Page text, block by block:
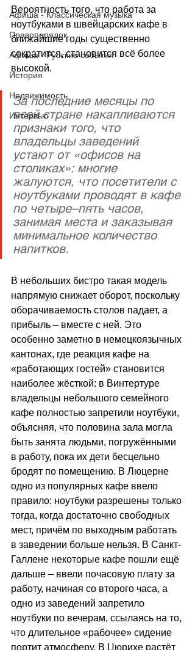
Афиша - Классическая музыка
Правопорядок
Афиша - Русские события
История
Недвижимость
Интервью
Вероятность того, что работа за
ноутбуками в швейцарских кафе в
ближайшие годы существенно
сократится, становится всё более
высокой.
За последние месяцы по
всей стране накапливаются
признаки того, что
владельцы заведений
устают от «офисов на
столиках»: многие
жалуются, что посетители с
ноутбуками проводят в кафе
по четыре–пять часов,
занимая места и заказывая
минимальное количество
напитков.
В небольших бистро такая модель
напрямую снижает оборот, поскольку
оборачиваемость столов падает, а
прибыль – вместе с ней. Это
особенно заметно в немецкоязычных
кантонах, где реакция кафе на
«работающих гостей» становится
наиболее жёсткой: в Винтертуре
владельцы небольшого семейного
кафе полностью запретили ноутбуки,
объясняя, что половина зала могла
быть занята людьми, погружёнными
в работу, пока их дети бесцельно
бродят по помещению. В Люцерне
одно из популярных кафе ввело
правило: ноутбуки разрешены только
тогда, когда достаточно свободных
мест, причём по выходным работать
в заведении больше нельзя. В Санкт-
Галлене некоторые кафе пошли ещё
дальше – ввели почасовую плату за
работу, начиная со второго часа, а
одно из заведений запретило
ноутбуки по вечерам, ссылаясь на то,
что длительное «рабочее» сидение
портит атмосферу. В Цюрихе растёт